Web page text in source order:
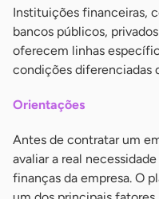
Instituições financeiras,
bancos públicos,
oferecem linhas
condições diferenciadas
Orientações
Antes de contratar um
avaliar a real
finanças da empresa. O